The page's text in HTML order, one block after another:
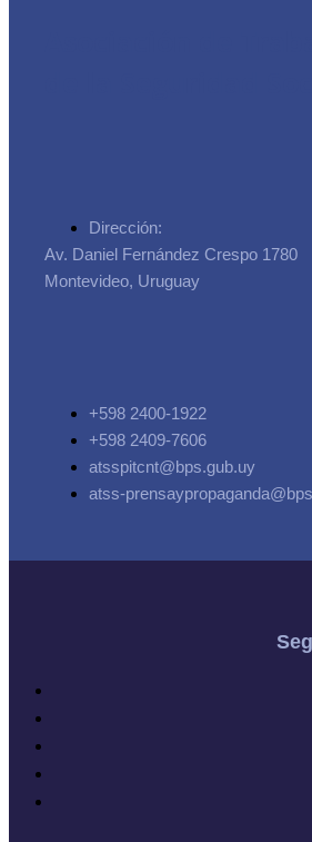
Dirección:
Av. Daniel Fernández Crespo 1780
Montevideo, Uruguay
+598 2400-1922
+598 2409-7606
atsspitcnt@bps.gub.uy
atss-